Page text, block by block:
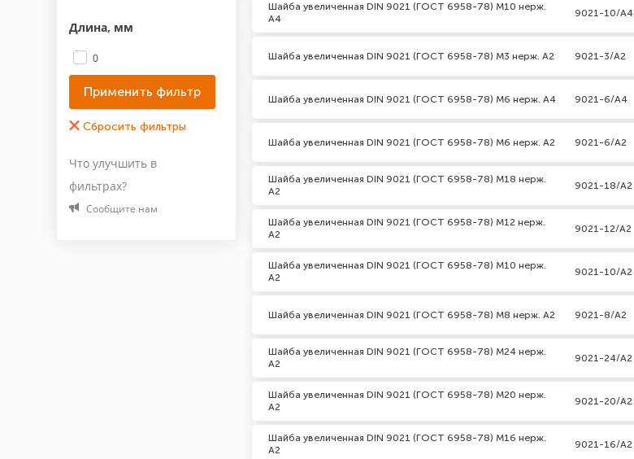
Длина, мм
0
Класс прочности
А2-70
Материал
Нержавеющая сталь А2
Что улучшить в
фильтрах?
Сообщите нам
Шайба увеличенная DIN 9021 (ГОСТ 6958-78) М10 нерж.
А4
9021-10/А4
Шайба увеличенная DIN 9021 (ГОСТ 6958-78) М3 нерж. А2 9021-3/А2
Шайба увеличенная DIN 9021 (ГОСТ 6958-78) М6 нерж. А4 9021-6/А4
Шайба увеличенная DIN 9021 (ГОСТ 6958-78) М6 нерж. А2 9021-6/А2
Шайба увеличенная DIN 9021 (ГОСТ 6958-78) М18 нерж.
А2
9021-18/А2
Шайба увеличенная DIN 9021 (ГОСТ 6958-78) М12 нерж.
А2
9021-12/А2
Шайба увеличенная DIN 9021 (ГОСТ 6958-78) М10 нерж.
А2
9021-10/А2
Шайба увеличенная DIN 9021 (ГОСТ 6958-78) М8 нерж. А2 9021-8/А2
Шайба увеличенная DIN 9021 (ГОСТ 6958-78) М24 нерж.
А2
9021-24/А2
Шайба увеличенная DIN 9021 (ГОСТ 6958-78) М20 нерж.
А2
9021-20/А2
Шайба увеличенная DIN 9021 (ГОСТ 6958-78) М16 нерж.
А2
9021-16/А2